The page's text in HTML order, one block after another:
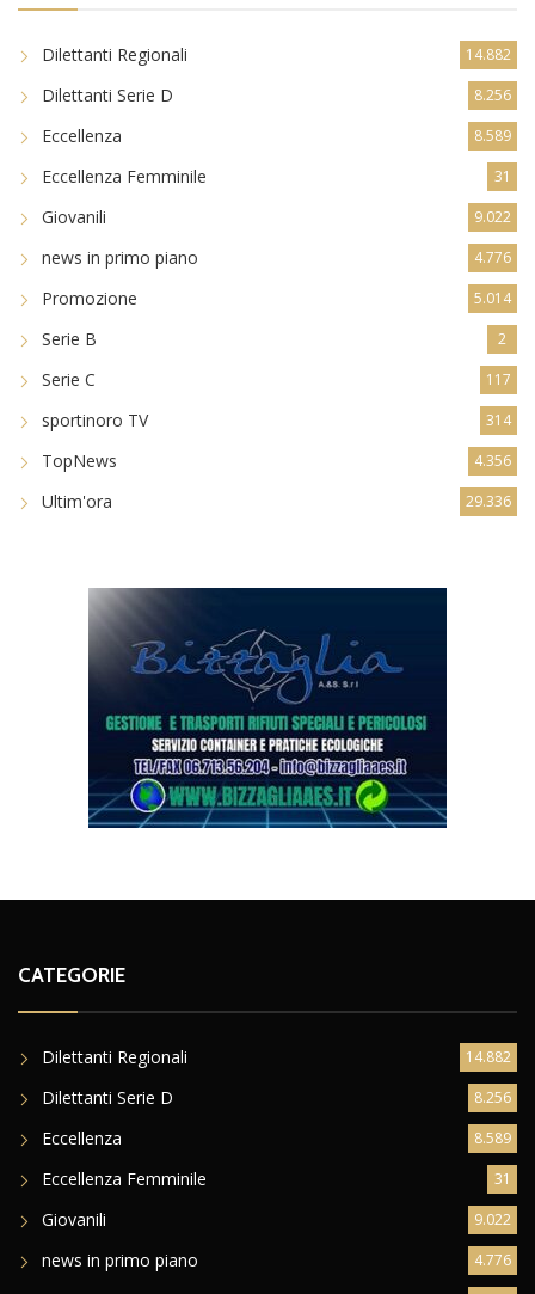
Dilettanti Regionali 14.882
Dilettanti Serie D 8.256
Eccellenza 8.589
Eccellenza Femminile 31
Giovanili 9.022
news in primo piano 4.776
Promozione 5.014
Serie B 2
Serie C 117
sportinoro TV 314
TopNews 4.356
Ultim'ora 29.336
CATEGORIE
Dilettanti Regionali 14.882
Dilettanti Serie D 8.256
Eccellenza 8.589
Eccellenza Femminile 31
Giovanili 9.022
news in primo piano 4.776